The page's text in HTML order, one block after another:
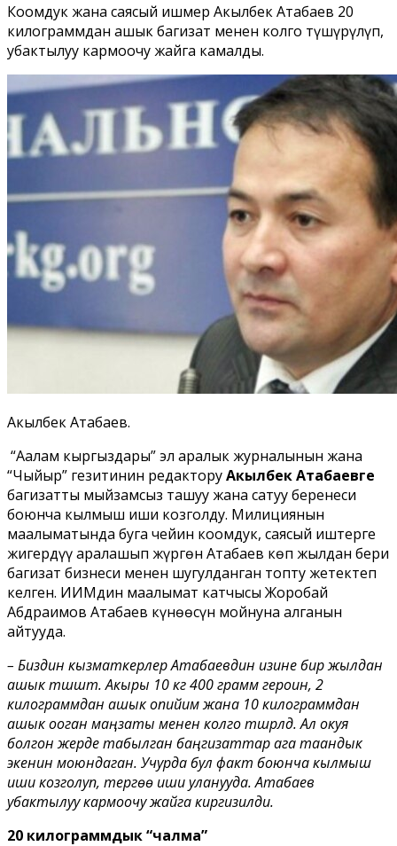
Коомдук жана саясый ишмер Акылбек Атабаев 20
килограммдан ашык баңгизат менен колго түшүрүлүп,
убактылуу кармоочу жайга камалды.
Акылбек Атабаев.
“Аалам кыргыздары” эл аралык журналынын жана
“Чыйыр” гезитинин редакторуАкылбек Атабаевге
баңгизатты мыйзамсыз ташуу жана сатуу беренеси
боюнча кылмыш иши козголду. Милициянын
маалыматында буга чейин коомдук, саясый иштерге
жигердүү аралашып жүргөн Атабаев көп жылдан бери
баңгизат бизнеси менен шугулданган топту жетектеп
келген. ИИМдин маалымат катчысы Жоробай
Абдраимов Атабаев күнөөсүн мойнуна алганын
айтууда.
– Биздин кызматкерлер Атабаевдин изине бир жылдан
ашык түшүштү. Акыры 10 кг 400 грамм героин, 2
килограммдан ашык опийим жана 10 килограммдан
ашык ооган маңзаты менен колго түшүрүлдү. Ал окуя
болгон жерде табылган баңгизаттар ага таандык
экенин моюндаган. Учурда бул факт боюнча кылмыш
иши козголуп, тергөө иши уланууда. Атабаев
убактылуу кармоочу жайга киргизилди.
20 килограммдык “чалма”